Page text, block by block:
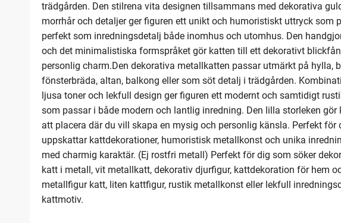
trädgården. Den stilrena vita designen tillsammans med dekorativa
morrhår och detaljer ger figuren ett unikt och humoristiskt uttryck som
perfekt som inredningsdetalj både inomhus och utomhus. Den
och det minimalistiska formspråket gör katten till ett dekorativt
personlig charm.Den dekorativa metallkatten passar utmärkt på hylla,
fönsterbräda, altan, balkong eller som söt detalj i trädgården.
ljusa toner och lekfull design ger figuren ett modernt och samtidigt
som passar i både modern och lantlig inredning. Den lilla storleken gör
att placera där du vill skapa en mysig och personlig känsla. Perfekt för
uppskattar kattdekorationer, humoristisk metallkonst och unika
med charmig karaktär. (Ej rostfri metall) Perfekt för dig som söker
katt i metall, vit metallkatt, dekorativ djurfigur, kattdekoration för hem
metallfigur katt, liten kattfigur, rustik metallkonst eller lekfull
kattmotiv.